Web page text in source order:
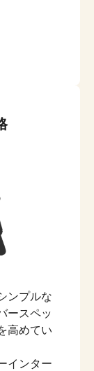
ンプルな
ースペッ
高めてい
インター